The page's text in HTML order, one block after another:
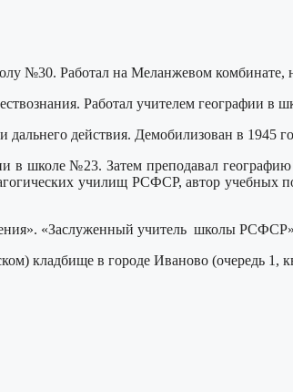
№30. Работал на Меланжевом комбинате,
Работал учителем географии в
действия. Демобилизован в 1945
в школе №23. Затем преподавал
училищ РСФСР, автор
«Заслуженный учитель школы
кладбище в городе Иваново (очередь 1,